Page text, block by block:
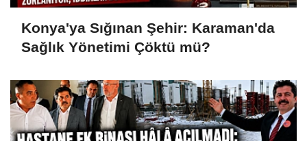
Konya'ya Sığınan Şehir: Karaman'da
Sağlık Yönetimi Çöktü mü?